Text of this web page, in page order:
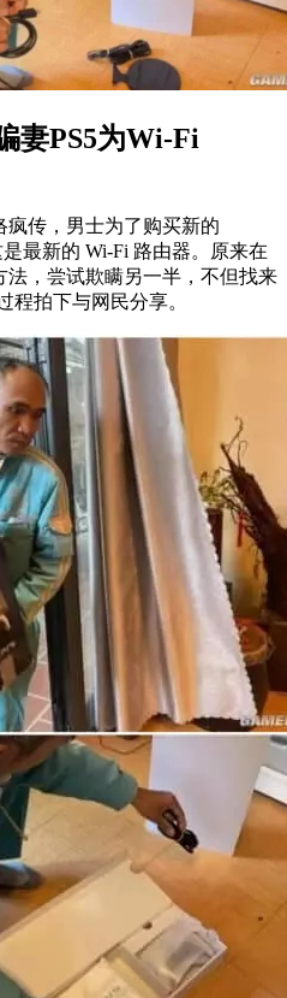
妻PS5为Wi-Fi
传，男士为了购买新的
最新的 Wi-Fi 路由器。原来在
，尝试欺瞒另一半，不但找来
程拍下与网民分享。